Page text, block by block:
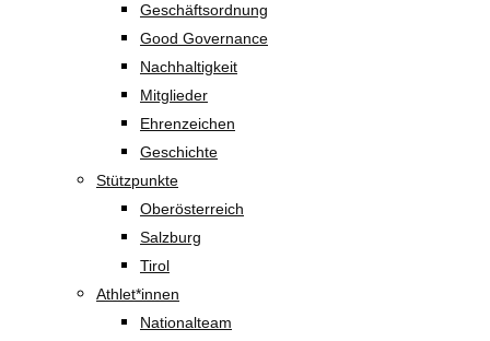
Geschäftsordnung
Good Governance
Nachhaltigkeit
Mitglieder
Ehrenzeichen
Geschichte
Stützpunkte
Oberösterreich
Salzburg
Tirol
Athlet*innen
Nationalteam